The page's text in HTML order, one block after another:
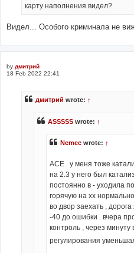
карту наполнения видел?
Видел... Особого криминала не
by дмитрий
18 Feb 2022 22:41
дмитрий wrote: ↑
ASSSSS wrote: ↑
Nemec wrote: ↑
АСЕ . у меня тоже
на 2.3 у него был
постоянно в - уходила
горячую на хх
во двор заехать ,
-40 до ошибки . вчера
контроль , через минуту
регулирования